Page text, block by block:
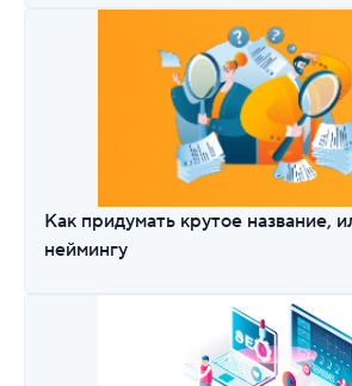
Как придумать крутое название,
неймингу